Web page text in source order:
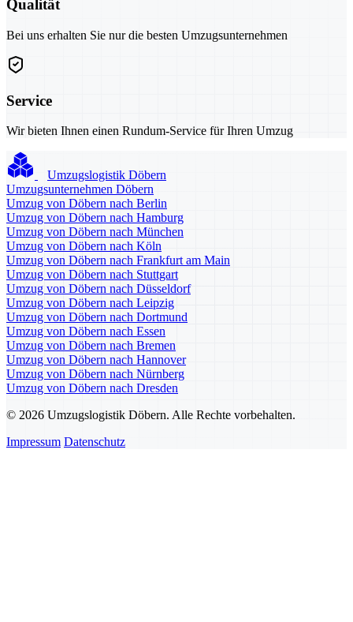
Qualität
Bei uns erhalten Sie nur die besten Umzugsunternehmen
Service
Wir bieten Ihnen einen Rundum-Service für Ihren Umzug
Umzugslogistik Döbern
Umzugsunternehmen Döbern
Umzug von Döbern nach Berlin
Umzug von Döbern nach Hamburg
Umzug von Döbern nach München
Umzug von Döbern nach Köln
Umzug von Döbern nach Frankfurt am Main
Umzug von Döbern nach Stuttgart
Umzug von Döbern nach Düsseldorf
Umzug von Döbern nach Leipzig
Umzug von Döbern nach Dortmund
Umzug von Döbern nach Essen
Umzug von Döbern nach Bremen
Umzug von Döbern nach Hannover
Umzug von Döbern nach Nürnberg
Umzug von Döbern nach Dresden
© 2026 Umzugslogistik Döbern. Alle Rechte vorbehalten.
Impressum Datenschutz